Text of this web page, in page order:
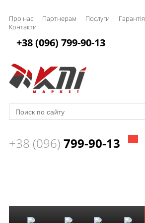
Про нас Партнерам Послуги Гарантія
Контакти
+38 (096) 799-90-13
+38 (096) 799-90-13